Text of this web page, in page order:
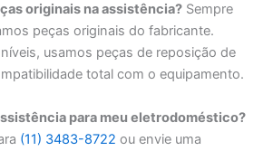
originais na assistência? Sempre
peças originais do fabricante.
usamos peças de reposição de
total com o equipamento.
para meu eletrodoméstico?
(11) 3483-8722 ou envie uma